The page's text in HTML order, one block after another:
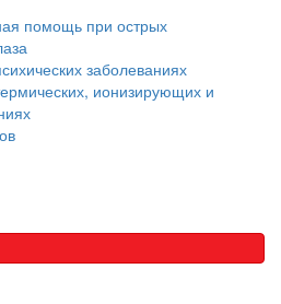
помощь при острых
заболеваниях
ионизирующих и